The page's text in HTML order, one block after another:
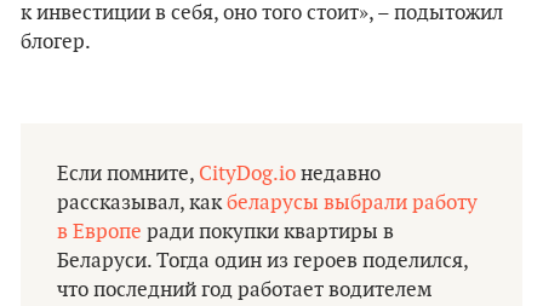
к инвестиции в себя, оно того стоит», – подытожил
блогер.
Если помните, CityDog.io недавно
рассказывал, какбеларусы выбрали работу
в Европе ради покупки квартиры в
Беларуси. Тогда один из героев поделился,
что последний год работает водителем